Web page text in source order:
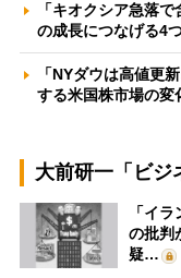
「キオクシア急落
の成長につなげる
「NYダウは高値更
する米国株市場の
大前研一「ビジ
「イ
の批判
疑…